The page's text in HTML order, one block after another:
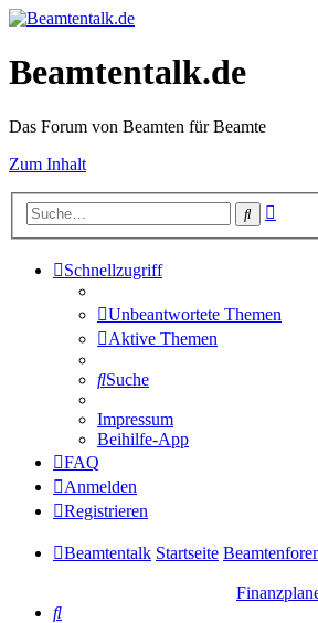
Beamtentalk.de
Das Forum von Beamten für Beamte
Zum Inhalt
Suche
Schnellzugriff
Unbeantwortete Themen
Aktive Themen
Suche
Impressum
Beihilfe-App
FAQ
Anmelden
Registrieren
Beamtentalk Startseite
Suche